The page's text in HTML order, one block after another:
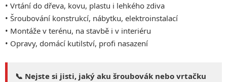
• Vrtání do dřeva, kovu, plastu i lehkého zdiva
• Šroubování konstrukcí, nábytku, elektroinstalací
• Montáže v terénu, na stavbě i v interiéru
• Opravy, domácí kutilství, profi nasazení
📞 Nejste si jisti, jaký aku šroubovák nebo vrtačku